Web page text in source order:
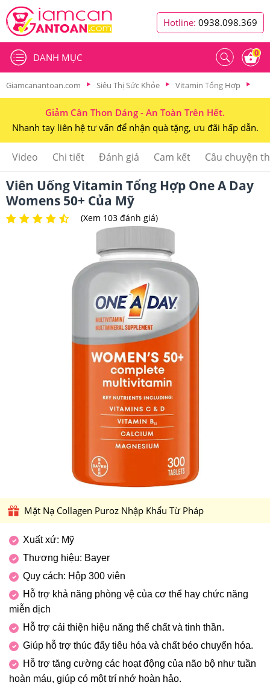
Hotline: 0938.098.369
0
DANH MỤC
Giamcanantoan.com Siêu Thị Sức Khỏe Vitamin Tổng Hợp
Giảm Cân Thon Dáng - An Toàn Trên Hết.
Nhanh tay liên hệ tư vấn để nhận quà tặng, ưu đãi hấp dẫn.
Video Chi tiết Đánh giá Cam kết Câu chuyện
Viên Uống Vitamin Tổng Hợp One A Day
Womens 50+ Của Mỹ
(Xem 103 đánh giá)
Mặt Nạ Collagen Puroz Nhập Khẩu Từ Pháp
Xuất xứ: Mỹ
Thương hiệu: Bayer
Quy cách: Hộp 300 viên
Hỗ trợ khả năng phòng vệ của cơ thể hay chức năng
miễn dịch
Hỗ trợ cải thiện hiệu năng thể chất và tinh thần.
Giúp hỗ trợ thúc đẩy tiêu hóa và chất béo chuyển hóa.
Hỗ trợ tăng cường các hoạt động của não bộ như tuần
hoàn máu, giúp có một trí nhớ hoàn hảo.